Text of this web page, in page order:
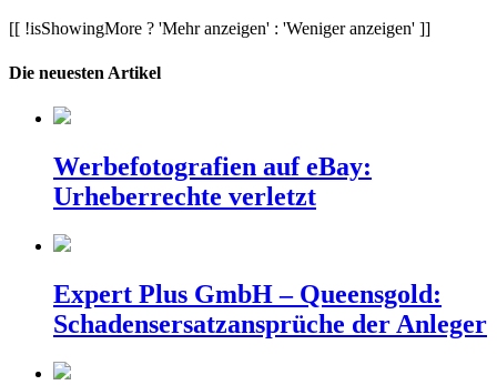
[[ !isShowingMore ? 'Mehr anzeigen' : 'Weniger anzeigen' ]]
Die neuesten Artikel
Werbefotografien auf eBay:
Urheberrechte verletzt
Expert Plus GmbH – Queensgold:
Schadensersatzansprüche der Anleger